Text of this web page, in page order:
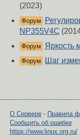
(2023)
Форум
NP355V4C
Форум Яркость
Форум Шаг
О Сервере - Правила
Сообщить об ошибке
https://www.linux.org.ru/